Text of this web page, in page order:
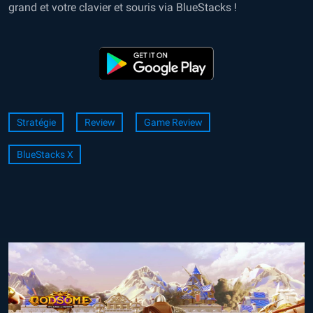
grand et votre clavier et souris via BlueStacks !
Stratégie Review Game Review
BlueStacks X